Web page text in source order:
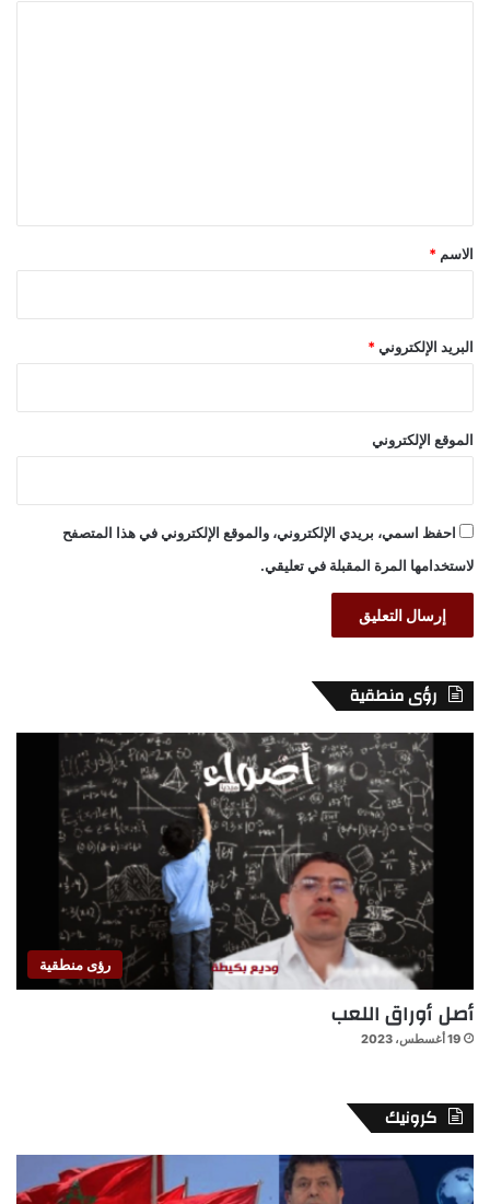
*
الاسم *
البريد الإلكتروني *
الموقع الإلكتروني
احفظ اسمي، بريدي الإلكتروني، والموقع الإلكتروني في هذا المتصفح
لاستخدامها المرة المقبلة في تعليقي.
رؤى منطقية
رؤى منطقية
أصل أوراق اللعب
19 أغسطس، 2023
كرونيك